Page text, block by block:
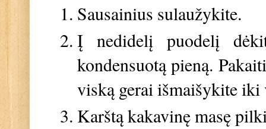
Sausainius sulaužykite.
Į nedidelį puodelį
kondensuotą pieną.
viską gerai išmaišykite iki
Karštą kakavinę masę